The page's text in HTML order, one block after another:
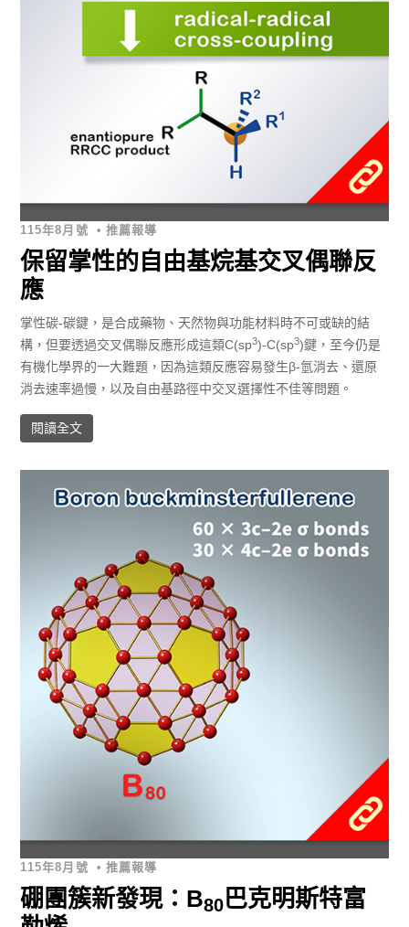
115年8月號 • 推薦報導
保留掌性的自由基烷基交叉偶聯反
應
掌性碳-碳鍵，是合成藥物、天然物與功能材料時不可或缺的結
構，但要透過交叉偶聯反應形成這類C(sp3)-C(sp3)鍵，至今仍是
有機化學界的一大難題，因為這類反應容易發生β-氫消去、還原
消去速率過慢，以及自由基路徑中交叉選擇性不佳等問題。
閱讀全文
115年8月號 • 推薦報導
硼團簇新發現：B80巴克明斯特富